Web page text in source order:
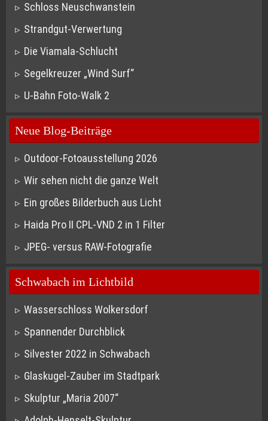
Schloss Neuschwanstein
Strandgut-Verwertung
Die Viamala-Schlucht
Segelkreuzer „Wind Surf“
U-Bahn Foto-Walk 2
Neue Blog-Beiträge
Outdoor-Fotoausstellung 2026
Wir sehen nicht die ganze Welt
Ein großes Bilderbuch aus Licht
Haida Pro II CPL-VND 2 in 1 Filter
JPEG- versus RAW-Fotografie
Schwabach im Lichtbild
Wasserschloss Wolkersdorf
Spannender Durchblick
Silvester 2022 in Schwabach
Glaskugel-Zauber im Stadtpark
Skulptur „Maria 2007“